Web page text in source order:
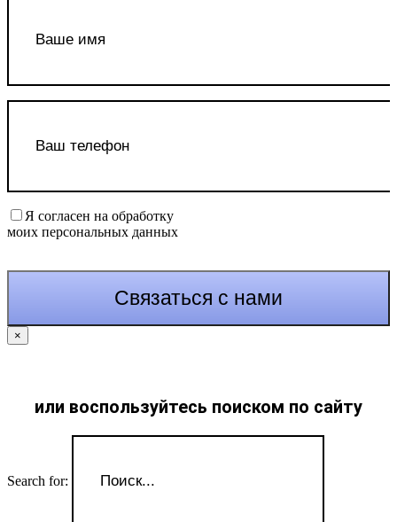
Я согласен на обработку
моих персональных данных
×
или воспользуйтесь поиском по сайту
Search for: